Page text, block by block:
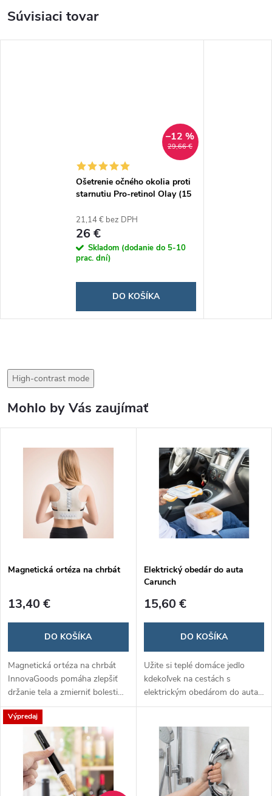
Súvisiaci tovar
29,66 €
–12 %
Ošetrenie očného okolia proti
starnutiu Pro-retinol Olay (15
21,14 € bez DPH
26 €
Skladom (dodanie do 5-10
prac. dní)
DO KOŠÍKA
High-contrast mode
Mohlo by Vás zaujímať
Magnetická ortéza na chrbát
13,40 €
DO KOŠÍKA
Magnetická ortéza na chrbát
InnovaGoods pomáha zlepšiť
držanie tela a zmierniť bolesti
chrbta pomocou 12
zabudovaných magnetov a
ergonomického dizajnu. Je
nastaviteľná, pohodlná a
diskrétna pod oblečením,
vhodná pre každodenné
nosenie.
Elektrický obedár do auta
Carunch
15,60 €
DO KOŠÍKA
Užite si teplé domáce jedlo
kdekoľvek na cestách s
elektrickým obedárom do auta
Carunch! Stačí ho pripojiť do
rýchlo a jednoducho. Perfektné
riešenie pre vodičov,
cestovateľov a pracujúcich v
teréne.
Výpredaj